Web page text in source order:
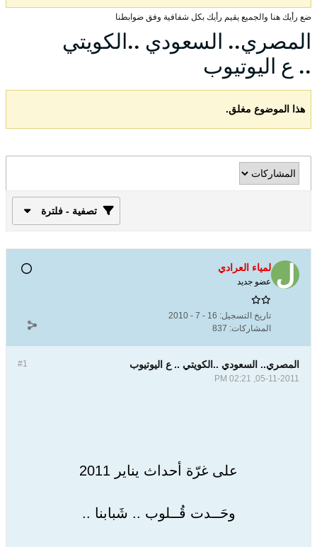
ضع رأيك هنا والجميع يقيم رأيك بكل شفافية وفق ضوابطنا
المصري.. السعودي ..الكويتي
.. ع اليوتيوب
هذا الموضوع مغلق.
تصفية - فلترة
لمياء العرادي
عضو جديد
تاريخ التسجيل: 16 - 7 - 2010
المشاركات: 837
#1 المصري.. السعودي ..الكويتي .. ع اليوتيوب
05-11-2011, 02:21 PM
على غرّة أحداث يناير 2011
وحَــدت قُــلوب .. شَبابنا ..